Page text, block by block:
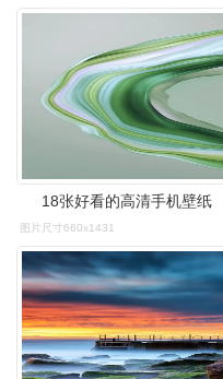
18张好看的高清手机壁纸
图片尺寸660x1431